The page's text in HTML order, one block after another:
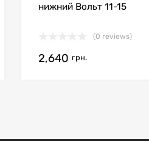
Додати в кошик
нижний Вольт 11-15
(0 reviews)
2,640 грн.